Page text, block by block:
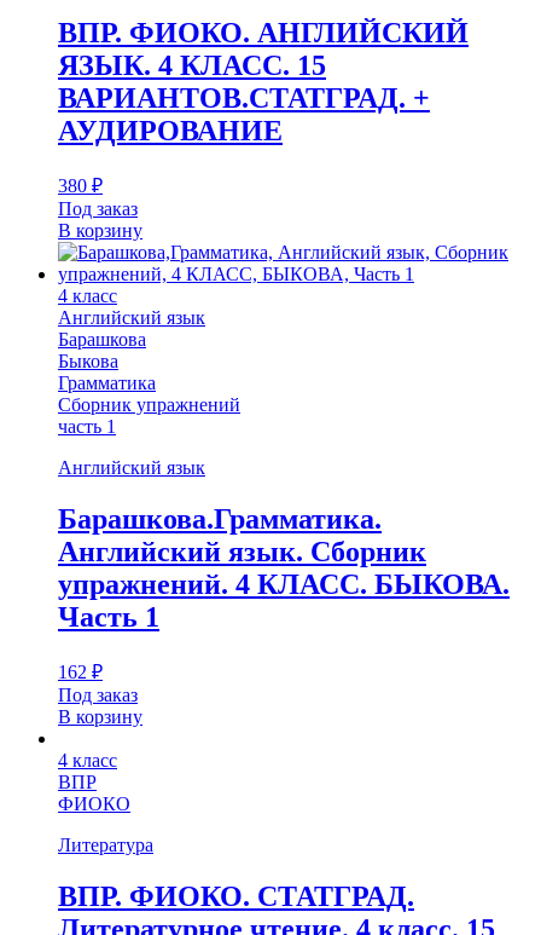
ВПР. ФИОКО. АНГЛИЙСКИЙ
ЯЗЫК. 4 КЛАСС. 15
ВАРИАНТОВ.СТАТГРАД. +
АУДИРОВАНИЕ
380 ₽
Под заказ
В корзину
4 класс
Английский язык
Барашкова
Быкова
Грамматика
Сборник упражнений
часть 1
Английский язык
Барашкова.Грамматика.
Английский язык. Сборник
упражнений. 4 КЛАСС. БЫКОВА.
Часть 1
162 ₽
Под заказ
В корзину
4 класс
ВПР
ФИОКО
Литература
ВПР. ФИОКО. СТАТГРАД.